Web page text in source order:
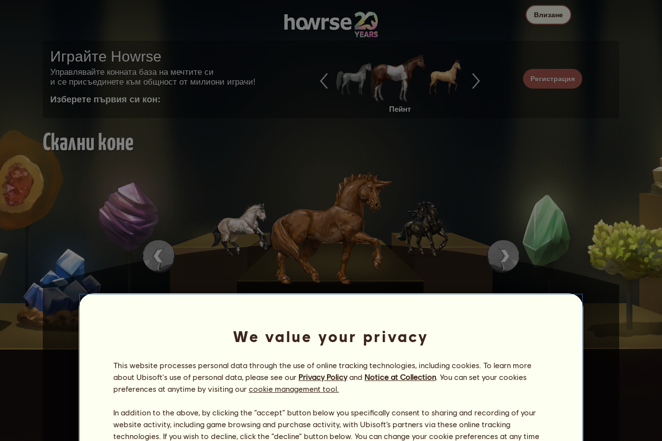
Играйте Howrse
Управлявайте конната база на мечтите си
и се присъединете към общност от милиони играчи!
Изберете първия си кон:
Пейнт
Регистрация
Влизане
Скални коне
скалните коне.
След като достигнете повърхността, ще получите:
1xМедальона на Атина
Кремък не може да бъде продаден.
Можете да увеличите уменията ѝ, катоизползвате кредитите си
We value your privacy
This website processes personal data through the use of online tracking technologies, including cookies. To learn more
about Ubisoft's use of personal data, please see our Privacy Policyand Notice at Collection. You can set your cookies
preferences at anytime by visiting our cookie management tool.
In addition to the above, by clicking the “accept” button below you specifically consent to sharing and recording of your
website activity, including game browsing and purchase activity, with Ubisoft’s partners via these online tracking
technologies. If you wish to decline, click the “decline” button below. You can change your cookie preferences at any time